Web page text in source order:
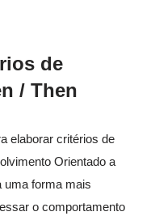
de
/ Then
elaborar critérios de
Orientado a
uma forma mais
o comportamento